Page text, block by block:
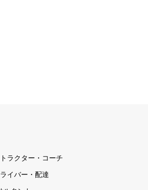
ラクター・コーチ
ライバー・配達